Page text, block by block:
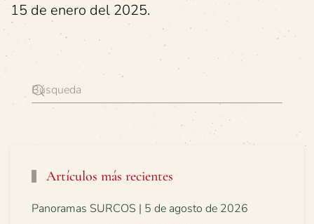
15 de enero del 2025.
Artículos más recientes
Panoramas SURCOS | 5 de agosto de 2026